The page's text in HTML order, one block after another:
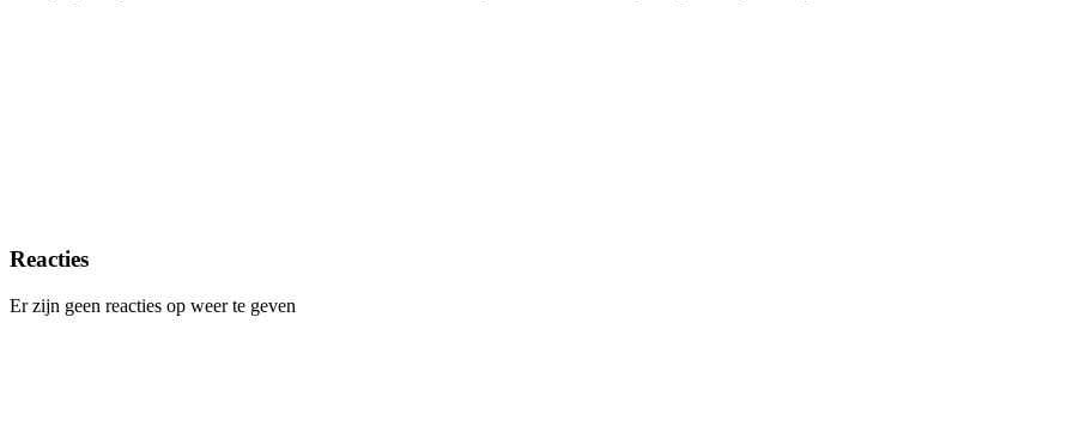
Reacties
Er zijn geen reacties op weer te geven